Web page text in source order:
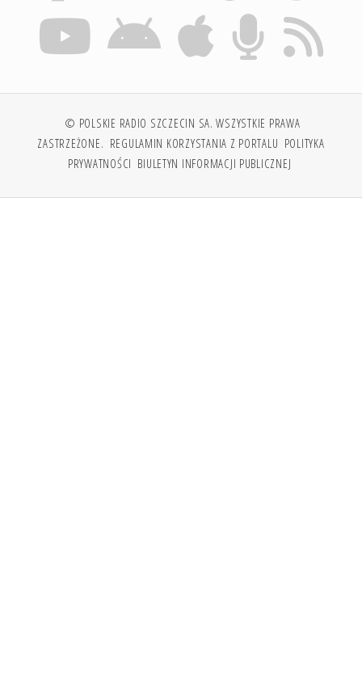
© POLSKIE RADIO SZCZECIN SA. WSZYSTKIE PRAWA
ZASTRZEŻONE. REGULAMIN KORZYSTANIA Z PORTALU POLITYKA
PRYWATNOŚCI BIULETYN INFORMACJI PUBLICZNEJ